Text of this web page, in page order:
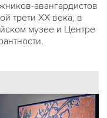
авангардистов
трети ХХ века, в
музее и Центре